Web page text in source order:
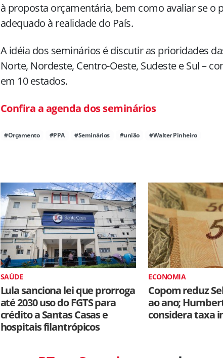
à proposta orçamentária, bem como avaliar se o
adequado à realidade do País.
A idéia dos seminários é discutir as prioridades
Norte, Nordeste, Centro-Oeste, Sudeste e Sul –
em 10 estados.
Confira a agenda dos seminários
#Orçamento #PPA #Seminários #união #Walter Pinheiro
SAÚDE
Lula sanciona lei que prorroga
até 2030 uso do FGTS para
crédito a Santas Casas e
hospitais filantrópicos
ECONOMIA
Copom reduz
ao ano;
considera taxa